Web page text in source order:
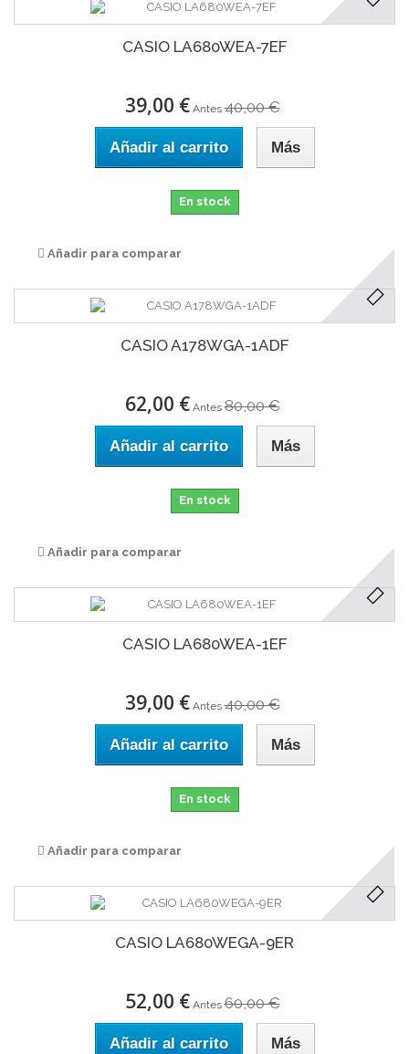
CASIO LA680WEA-7EF
39,00 € Antes 40,00 €
Añadir al carrito Más
En stock
Añadir para comparar
CASIO A178WGA-1ADF
62,00 € Antes 80,00 €
Añadir al carrito Más
En stock
Añadir para comparar
CASIO LA680WEA-1EF
39,00 € Antes 40,00 €
Añadir al carrito Más
En stock
Añadir para comparar
CASIO LA680WEGA-9ER
52,00 € Antes 60,00 €
Añadir al carrito Más